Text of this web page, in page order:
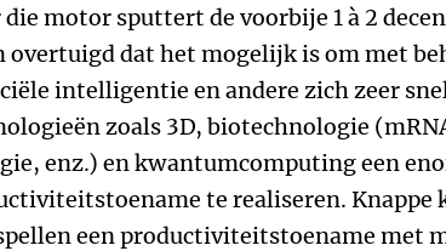
die motor sputtert de voorbije 1 à 2
overtuigd dat het mogelijk is om met
intelligentie en andere zich zeer
zoals 3D, biotechnologie
enz.) en kwantumcomputing een
te realiseren. Knappe
een productiviteitstoename met